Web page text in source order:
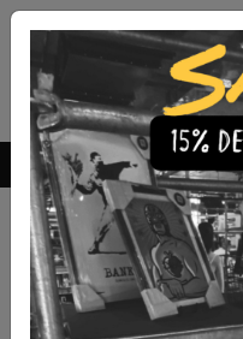
Envío Gratis a todo Chile